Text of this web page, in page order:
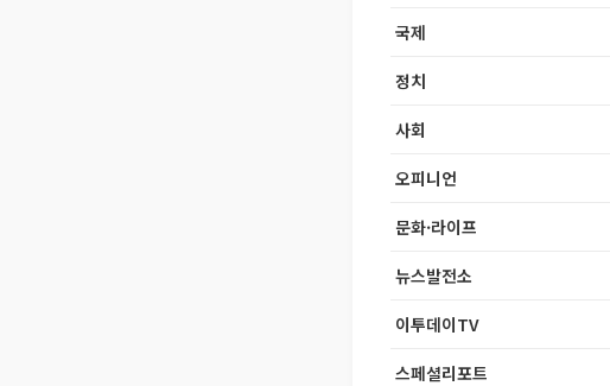
국제
정치
사회
오피니언
문화·라이프
뉴스발전소
이투데이TV
스페셜리포트